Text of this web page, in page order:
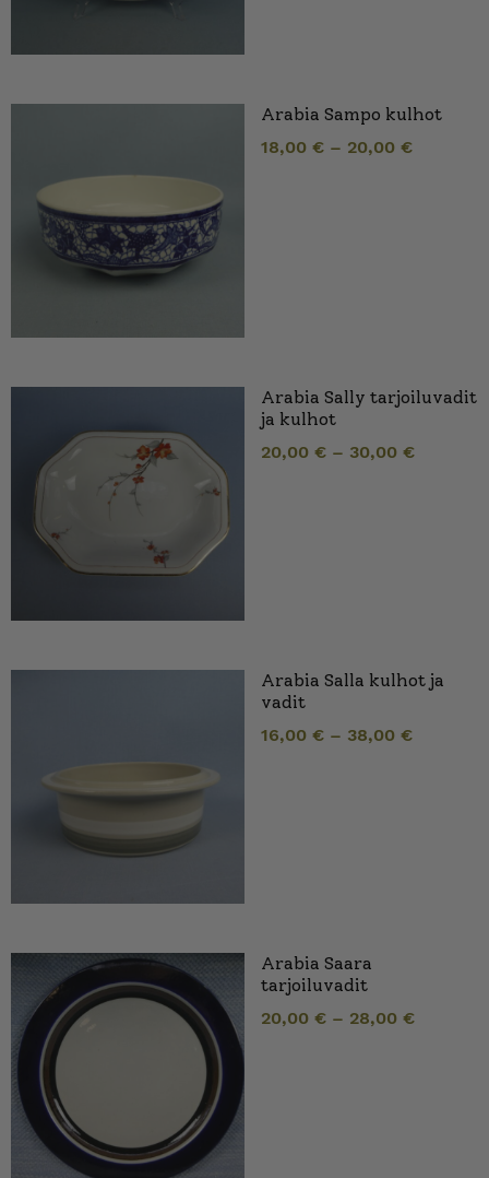
Arabia Sampo kulhot
18,00 € – 20,00 €
Arabia Sally tarjoiluvadit
ja kulhot
20,00 € – 30,00 €
Arabia Salla kulhot ja
vadit
16,00 € – 38,00 €
Arabia Saara
tarjoiluvadit
20,00 € – 28,00 €